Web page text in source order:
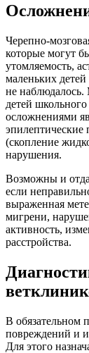
Черепно-
которые могут
утомляемость,
маленьких
не
детей
осложнениями
эпилептические
(скопление
нарушения.
Возможны и
если
выраженная
мигрени,
активность,
расстройства.
В обязательном
повреждений и
Для этого